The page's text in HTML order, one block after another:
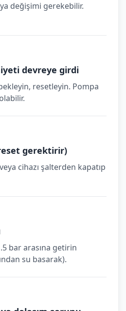
değişimi gerekebilir.
devreye girdi
resetleyin. Pompa
gerektirir)
cihazı şalterden kapatıp
bar arasına getirin
su basarak).